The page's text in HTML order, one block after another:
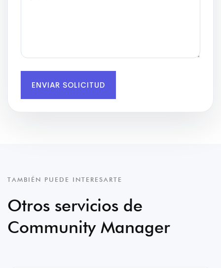
ENVIAR SOLICITUD
TAMBIÉN PUEDE INTERESARTE
Otros servicios de
Community Manager